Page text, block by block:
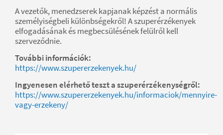
A vezetők, menedzserek kapjanak képzést a normális
személyiségbeli különbségekről! A szuperérzékenyek
elfogadásának és megbecsülésének felülről kell
szerveződnie.
További információk:
https://www.szupererzekenyek.hu/
Ingyenesen elérhető teszt a szuperérzékenységről:
https://www.szupererzekenyek.hu/informaciok/mennyire-
vagy-erzekeny/